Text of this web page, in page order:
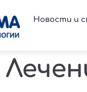
Новости и